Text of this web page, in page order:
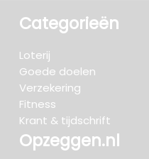
Categorieën
Loterij
Goede doelen
Verzekering
Fitness
Krant & tijdschrift
Opzeggen.nl